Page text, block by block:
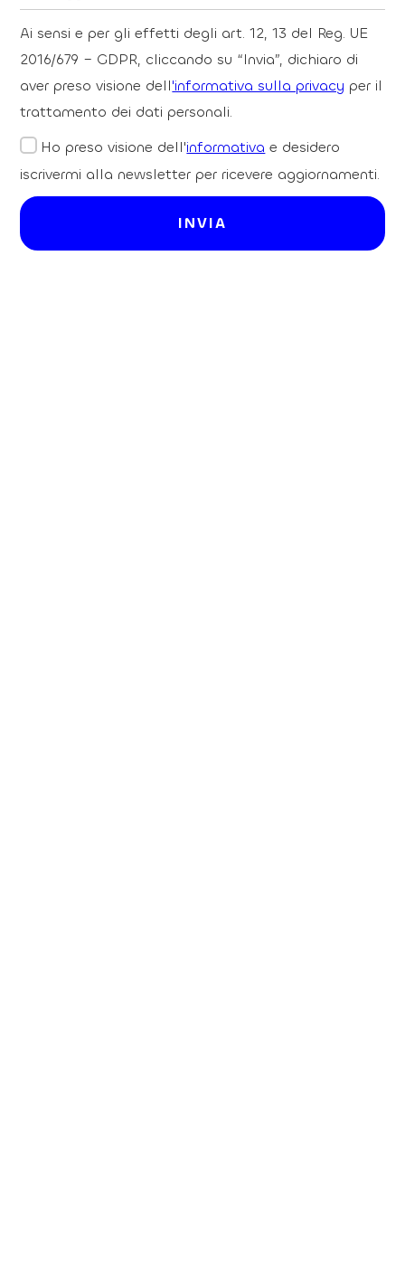
Ai sensi e per gli effetti degli art. 12, 13 del Reg. UE
2016/679 – GDPR, cliccando su “Invia”, dichiaro di
aver preso visione dell'informativa sulla privacy per il
trattamento dei dati personali.
Ho preso visione dell'informativa e desidero
iscrivermi alla newsletter per ricevere aggiornamenti.